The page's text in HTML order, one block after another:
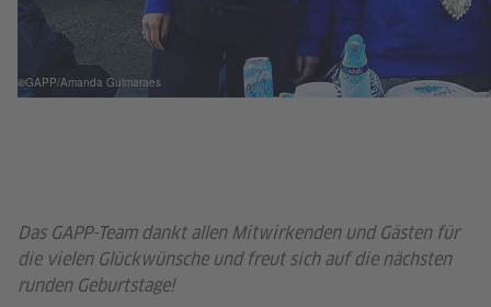
©GAPP/Amanda Guimaraes
Das GAPP-Team dankt allen Mitwirkenden und Gästen für
die vielen Glückwünsche und freut sich auf die nächsten
runden Geburtstage!